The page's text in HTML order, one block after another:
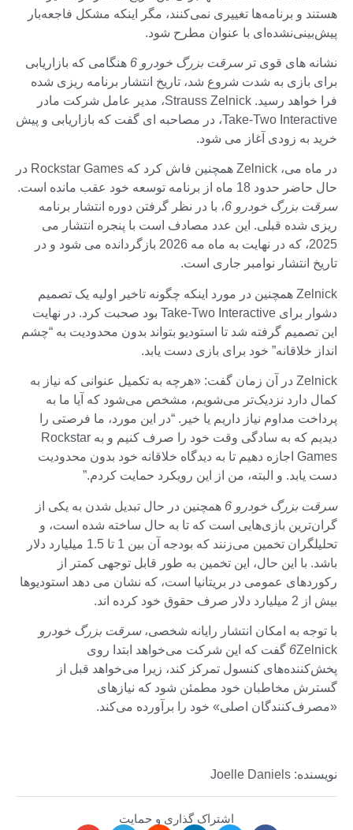
هستند و برنامه‌ها تغییری نمی‌کنند، مگر اینکه مشکل فاجعه‌بار
پیش‌بینی‌نشده‌ای با عنوان مطرح شود.
نشانه های قوی ترسرقت بزرگ خودرو 6
هنگامی که بازاریابی
برای بازی به شدت شروع شد، تاریخ انتشار برنامه ریزی شده
فرا خواهد رسید. Strauss Zelnick، مدیر عامل شرکت مادر
Take-Two Interactive، در مصاحبه ای گفت که بازاریابی و پیش
خرید به زودی آغاز می شود.
در ماه می، Zelnick همچنین فاش کرد که Rockstar Games در
حال حاضر حدود 18 ماه از برنامه توسعه خود عقب مانده است.
سرقت بزرگ خودرو 6
، با در نظر گرفتن دوره انتشار برنامه
ریزی شده قبلی. این عدد مصادف است با پنجره انتشار می
2025، که در نهایت به ماه مه 2026 بازگردانده می شود و در
تاریخ انتشار نوامبر جاری است.
Zelnick همچنین در مورد اینکه چگونه تاخیر اولیه یک تصمیم
دشوار برای Take-Two Interactive بود صحبت کرد. در نهایت
این تصمیم گرفته شد تا استودیو بتواند بدون محدودیت به “چشم
انداز خلاقانه” خود برای بازی دست یابد.
Zelnick در آن زمان گفت: «هرچه به تکمیل عنوانی که نیاز به
کمال دارد نزدیک‌تر می‌شویم، مشخص می‌شود که آیا ما به
پرداخت مداوم نیاز داریم یا خیر. “در این مورد، ما فرصتی را
دیدیم که به سادگی وقت خود را صرف کنیم و به Rockstar
Games اجازه دهیم تا به دیدگاه خلاقانه خود بدون محدودیت
دست یابد. و البته، من از این رویکرد حمایت کردم.”
سرقت بزرگ خودرو 6
همچنین در حال تبدیل شدن به یکی از
گران‌ترین بازی‌هایی است که تا به حال ساخته شده است، و
تحلیلگران تخمین می‌زنند که بودجه آن بین 1 تا 1.5 میلیارد دلار
باشد. با این حال، این تخمین به طور قابل توجهی کمتر از
رکوردهای عمومی در بریتانیا است، که نشان می دهد استودیوها
بیش از 2 میلیارد دلار صرف حقوق خود کرده اند.
با توجه به امکان انتشار رایانه شخصی،سرقت بزرگ خودرو
6 Zelnick گفت که این شرکت می‌خواهد ابتدا روی
پخش‌کننده‌های کنسول تمرکز کند، زیرا می‌خواهد قبل از
گسترش مخاطبان خود مطمئن شود که نیازهای
«مصرف‌کنندگان اصلی» خود را برآورده می‌کند.
نویسنده: Joelle Daniels
اشتراک گذاری و حمایت